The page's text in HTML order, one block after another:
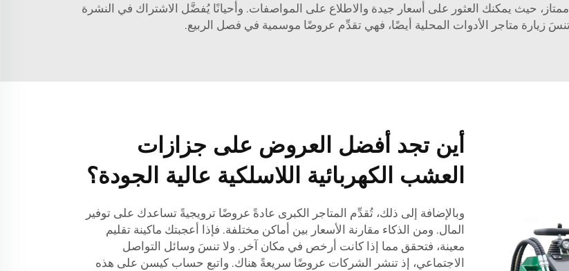
حيث يمكنك العثور على أسعار جيدة والاطلاع على المواصفات. وأحيانًا يُفضَّل الاشتراك في النشرة
زيارة متاجر الأدوات المحلية أيضًا، فهي تقدِّم عروضًا موسمية في فصل الربيع.
أين تجد أفضل العروض على جزازات
العشب الكهربائية اللاسلكية عالية الجودة؟
وبالإضافة إلى ذلك، تُقدِّم المتاجر الكبرى عادةً عروضًا ترويجيةً تساعدك على توفير
المال. ومن الذكاء مقارنة الأسعار بين أماكن مختلفة. فإذا أعجبتك ماكينة تقليم
معينة، فتحقق مما إذا كانت أرخص في مكان آخر. ولا تنسَ وسائل التواصل
الاجتماعي، إذ تنشر الشركات عروضًا سريعةً هناك. واتبع حساب كيسن على هذه